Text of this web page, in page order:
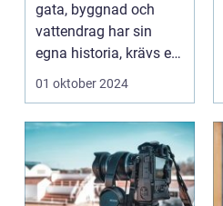
gata, byggnad och
vattendrag har sin
egna historia, krävs en
riktig ko...
01 oktober 2024